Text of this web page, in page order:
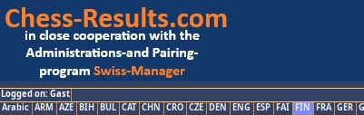
Logged on: Gast
Arabic ARM AZE BIH BUL CAT CHN CRO CZE DEN ENG ESP FAI FIN FRA GER